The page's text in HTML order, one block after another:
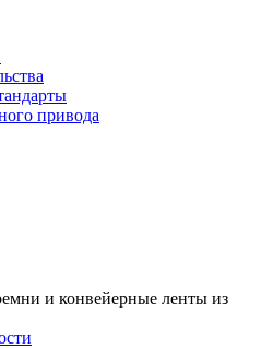
привода
и конвейерные ленты из